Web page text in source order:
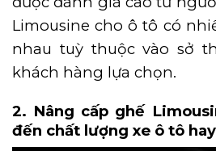
Limousine cho ô tô có
nhau tuỳ thuộc vào sở
khách hàng lựa chọn.
2. Nâng cấp ghế
đến chất lượng xe ô tô